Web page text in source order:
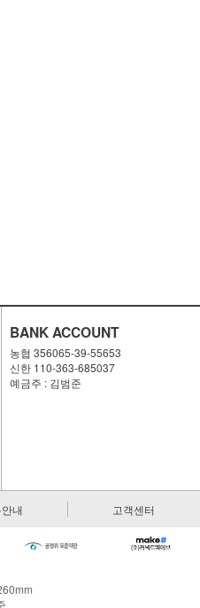
BANK ACCOUNT
농협 356065-39-55653
신한 110-363-685037
예금주 : 김범준
내 고객센터